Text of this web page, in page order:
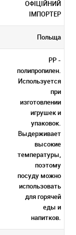
ОФІЦІЙНИЙ
ІМПОРТЕР
Польща
PP -
полипропилен.
Используется
при
изготовлении
игрушек и
упаковок.
Выдерживает
высокие
температуры,
поэтому
посуду можно
использовать
для горячей
еды и
напитков.